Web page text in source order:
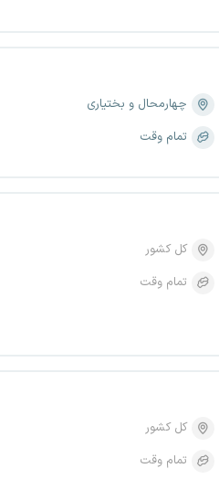
چهارمحال و بختیاری
تمام وقت
کل کشور
تمام وقت
کل کشور
تمام وقت